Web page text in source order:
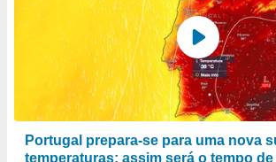
Portugal prepara-se para uma nova
temperaturas: assim será o tempo de